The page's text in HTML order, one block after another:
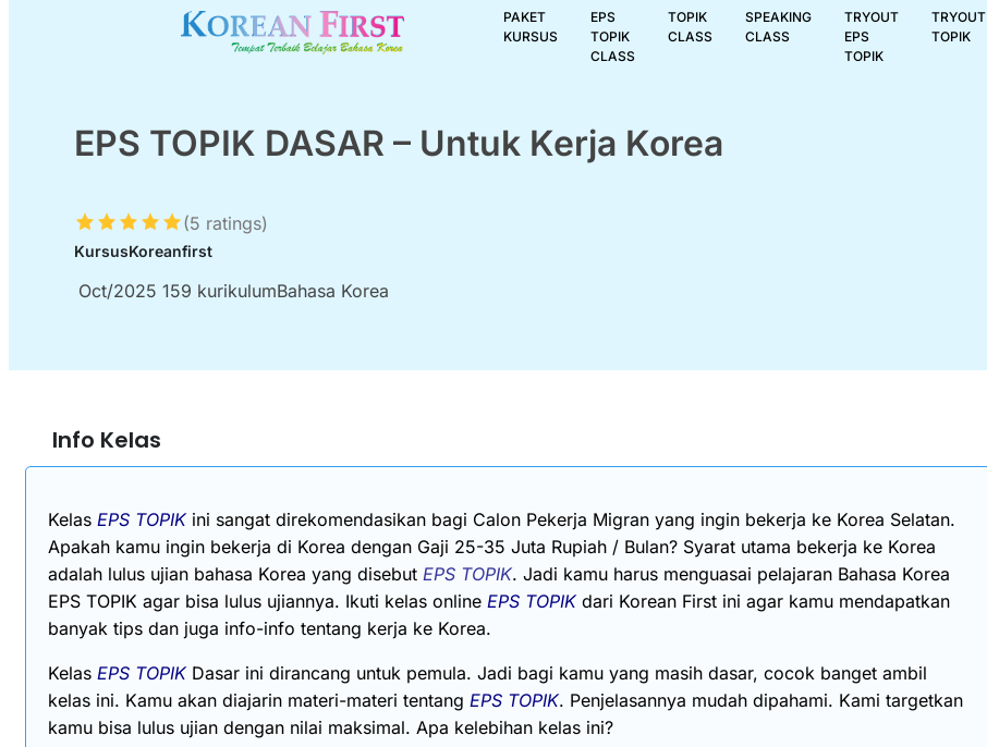
PAKET
KURSUS
EPS
TOPIK
CLASS
TOPIK
CLASS
SPEAKING
CLASS
TRYOUT
EPS
TOPIK
TRYOUT
TOPIK
EPS TOPIK DASAR – Untuk Kerja Korea
(5 ratings)
KursusKoreanfirst
Oct/2025 159 kurikulumBahasa Korea
Info Kelas
Kelas EPS TOPIKini sangat direkomendasikan bagi Calon Pekerja Migran yang ingin bekerja ke Korea Selatan.
Apakah kamu ingin bekerja di Korea dengan Gaji 25-35 Juta Rupiah / Bulan? Syarat utama bekerja ke Korea
adalah lulus ujian bahasa Korea yang disebut EPS TOPIK. Jadi kamu harus menguasai pelajaran Bahasa Korea
EPS TOPIK agar bisa lulus ujiannya. Ikuti kelas online EPS TOPIKdari Korean First ini agar kamu mendapatkan
banyak tips dan juga info-info tentang kerja ke Korea.
Kelas EPS TOPIKDasar ini dirancang untuk pemula. Jadi bagi kamu yang masih dasar, cocok banget ambil
kelas ini. Kamu akan diajarin materi-materi tentang EPS TOPIK. Penjelasannya mudah dipahami. Kami targetkan
kamu bisa lulus ujian dengan nilai maksimal. Apa kelebihan kelas ini?